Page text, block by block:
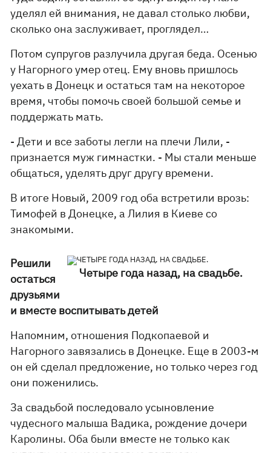
уделял ей внимания, не давал столько любви,
сколько она заслуживает, проглядел…
Потом супругов разлучила другая беда. Осенью
у Нагорного умер отец. Ему вновь пришлось
уехать в Донецк и остаться там на некоторое
время, чтобы помочь своей большой семье и
поддержать мать.
- Дети и все заботы легли на плечи Лили, -
признается муж гимнастки. - Мы стали меньше
общаться, уделять друг другу времени.
В итоге Новый, 2009 год оба встретили врозь:
Тимофей в Донецке, а Лилия в Киеве со
знакомыми.
Четыре года назад, на свадьбе.
Решили
остаться
друзьями
и вместе воспитывать детей
Напомним, отношения Подкопаевой и
Нагорного завязались в Донецке. Еще в 2003-м
он ей сделал предложение, но только через год
они поженились.
За свадьбой последовало усыновление
чудесного малыша Вадика, рождение дочери
Каролины. Оба были вместе не только как